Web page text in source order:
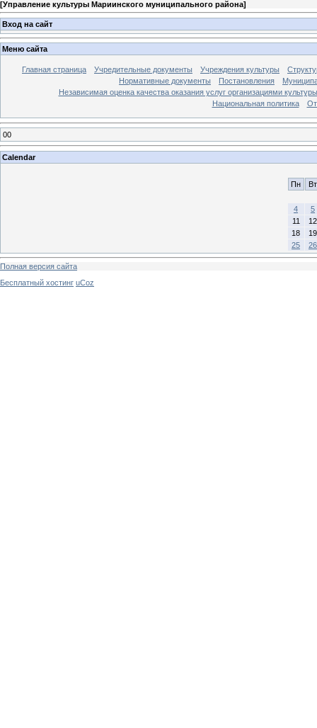
[Управление культуры Мариинского муниципального района]
Вход на сайт
Меню сайта
Главная страница Учредительные документы Учреждения культуры
Нормативные документы
Постановления
Независимая оценка качества оказания услуг организациями культуры
Национальная политика
00
Calendar
Пн Вт
4
5
11
12
18
19
25
26
Полная версия сайта
Бесплатный хостинг uCoz